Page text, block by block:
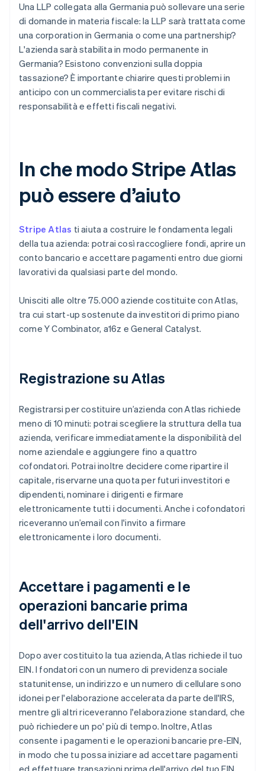
Una LLP collegata alla Germania può sollevare una serie
di domande in materia fiscale: la LLP sarà trattata come
una corporation in Germania o come una partnership?
L'azienda sarà stabilita in modo permanente in
Germania? Esistono convenzioni sulla doppia
tassazione? È importante chiarire questi problemi in
anticipo con un commercialista per evitare rischi di
responsabilità e effetti fiscali negativi.
In che modo Stripe Atlas
può essere d’aiuto
Stripe Atlas ti aiuta a costruire le fondamenta legali
della tua azienda: potrai così raccogliere fondi, aprire un
conto bancario e accettare pagamenti entro due giorni
lavorativi da qualsiasi parte del mondo.
Unisciti alle oltre 75.000 aziende costituite con Atlas,
tra cui start-up sostenute da investitori di primo piano
come Y Combinator, a16z e General Catalyst.
Registrazione su Atlas
Registrarsi per costituire un’azienda con Atlas richiede
meno di 10 minuti: potrai scegliere la struttura della tua
azienda, verificare immediatamente la disponibilità del
nome aziendale e aggiungere fino a quattro
cofondatori. Potrai inoltre decidere come ripartire il
capitale, riservarne una quota per futuri investitori e
dipendenti, nominare i dirigenti e firmare
elettronicamente tutti i documenti. Anche i cofondatori
riceveranno un’email con l'invito a firmare
elettronicamente i loro documenti.
Accettare i pagamenti e le
operazioni bancarie prima
dell'arrivo dell'EIN
Dopo aver costituito la tua azienda, Atlas richiede il tuo
EIN. I fondatori con un numero di previdenza sociale
statunitense, un indirizzo e un numero di cellulare sono
idonei per l'elaborazione accelerata da parte dell'IRS,
mentre gli altri riceveranno l'elaborazione standard, che
può richiedere un po' più di tempo. Inoltre, Atlas
consente i pagamenti e le operazioni bancarie pre-EIN,
in modo che tu possa iniziare ad accettare pagamenti